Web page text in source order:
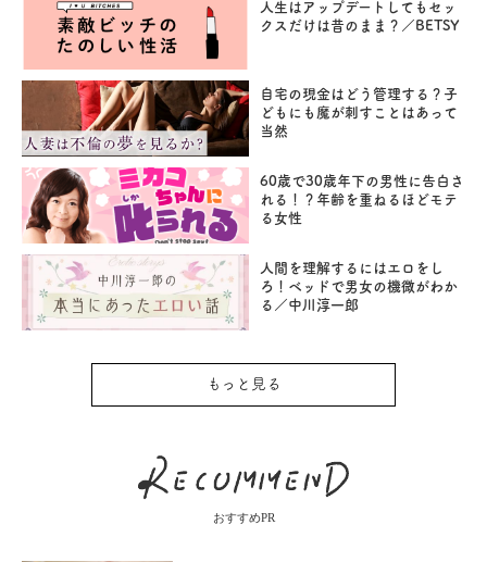
人生はアップデートしてもセッ
クスだけは昔のまま？／BETSY
自宅の現金はどう管理する？子
どもにも魔が刺すことはあって
当然
60歳で30歳年下の男性に告白さ
れる！？年齢を重ねるほどモテ
る女性
人間を理解するにはエロをし
ろ！ベッドで男女の機微がわか
る／中川淳一郎
もっと見る
おすすめPR